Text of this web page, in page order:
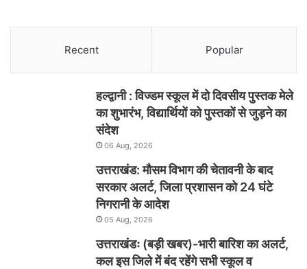
Recent Popular
हल्द्वानी : विज्डम स्कूल में दो दिवसीय पुस्तक मेले
का शुभारंभ, विद्यार्थियों को पुस्तकों से जुड़ने का
संदेश
06 Aug, 2026
उत्तराखंड: मौसम विभाग की चेतावनी के बाद
सरकार अलर्ट, जिला प्रशासन को 24 घंटे
निगरानी के आदेश
05 Aug, 2026
उत्तराखंडः (बड़ी खबर)-भारी बारिश का अलर्ट,
कल इस जिले में बंद रहेंगे सभी स्कूल व